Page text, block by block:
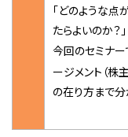
「どのような点
たらよいのか？
今回のセミナー
ージメント（
の在り方まで分